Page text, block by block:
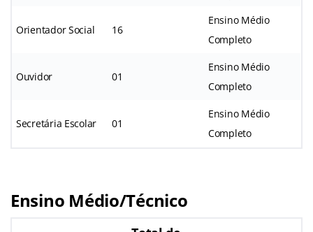
Orientador Social 16
Ensino Médio
Completo
Ouvidor 01
Ensino Médio
Completo
Secretária Escolar 01
Ensino Médio
Completo
Ensino Médio/Técnico